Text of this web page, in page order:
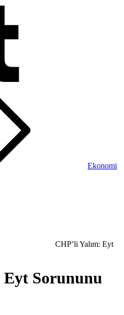
Ekonomi
CHP’li Yalım: Eyt
Eyt Sorununu